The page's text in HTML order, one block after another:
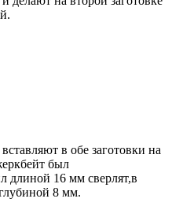
в обе заготовки на
был
длиной 16 мм сверлят,в
8 мм.